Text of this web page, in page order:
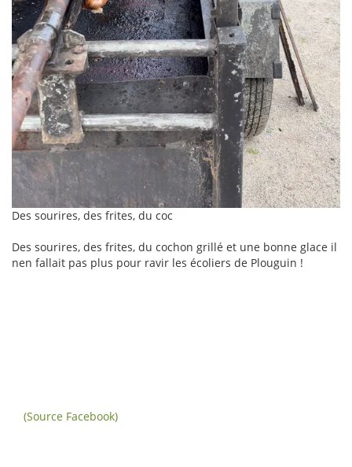
Des sourires, des frites, du coc
Des sourires, des frites, du cochon grillé et une bonne glace il
nen fallait pas plus pour ravir les écoliers de Plouguin !
(Source Facebook)